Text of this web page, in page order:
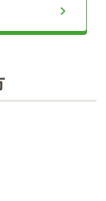
代供養付家族
お孫さんに負